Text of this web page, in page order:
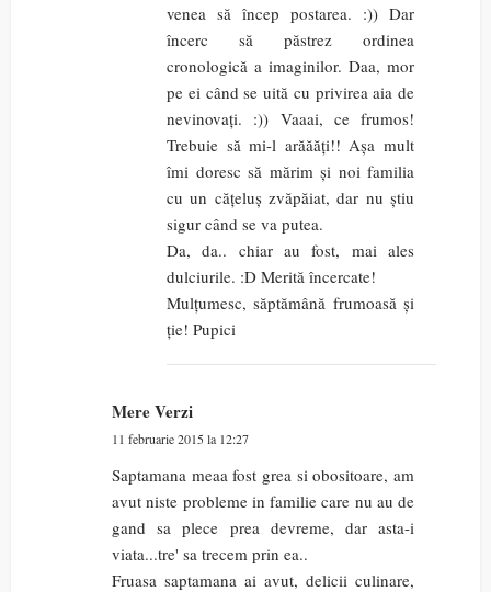
venea să încep postarea. :)) Dar
încerc să păstrez ordinea
cronologică a imaginilor. Daa, mor
pe ei când se uită cu privirea aia de
nevinovați. :)) Vaaai, ce frumos!
Trebuie să mi-l arăăăți!! Așa mult
îmi doresc să mărim și noi familia
cu un cățeluș zvăpăiat, dar nu știu
sigur când se va putea.
Da, da.. chiar au fost, mai ales
dulciurile. :D Merită încercate!
Mulțumesc, săptămână frumoasă și
ție! Pupici
Mere Verzi
11 februarie 2015 la 12:27
Saptamana meaa fost grea si obositoare, am
avut niste probleme in familie care nu au de
gand sa plece prea devreme, dar asta-i
viata...tre' sa trecem prin ea..
Fruasa saptamana ai avut, delicii culinare,